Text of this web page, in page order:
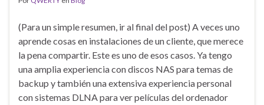
(Para un simple resumen, ir al final del post) A veces uno
aprende cosas en instalaciones de un cliente, que merece
la pena compartir. Este es uno de esos casos. Ya tengo
una amplia experiencia con discos NAS para temas de
backup y también una extensiva experiencia personal
con sistemas DLNA para ver películas del ordenador